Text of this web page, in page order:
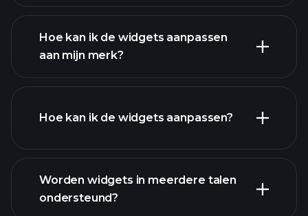
Hoe kan ik de widgets aanpassen
aan mijn merk?
Hoe kan ik de widgets aanpassen?
Worden widgets in meerdere talen
ondersteund?